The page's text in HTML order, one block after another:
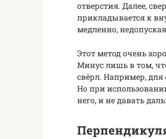
отверстия. Далее,
прикладывается к
медленно,
Этот метод очень
Минус лишь в том,
свёрл. Например, для
Но при
него, и не давать